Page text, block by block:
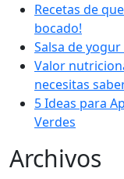
Recetas de
bocado!
Salsa de
Valor
necesitas
5 Ideas para
Verdes
Archivos